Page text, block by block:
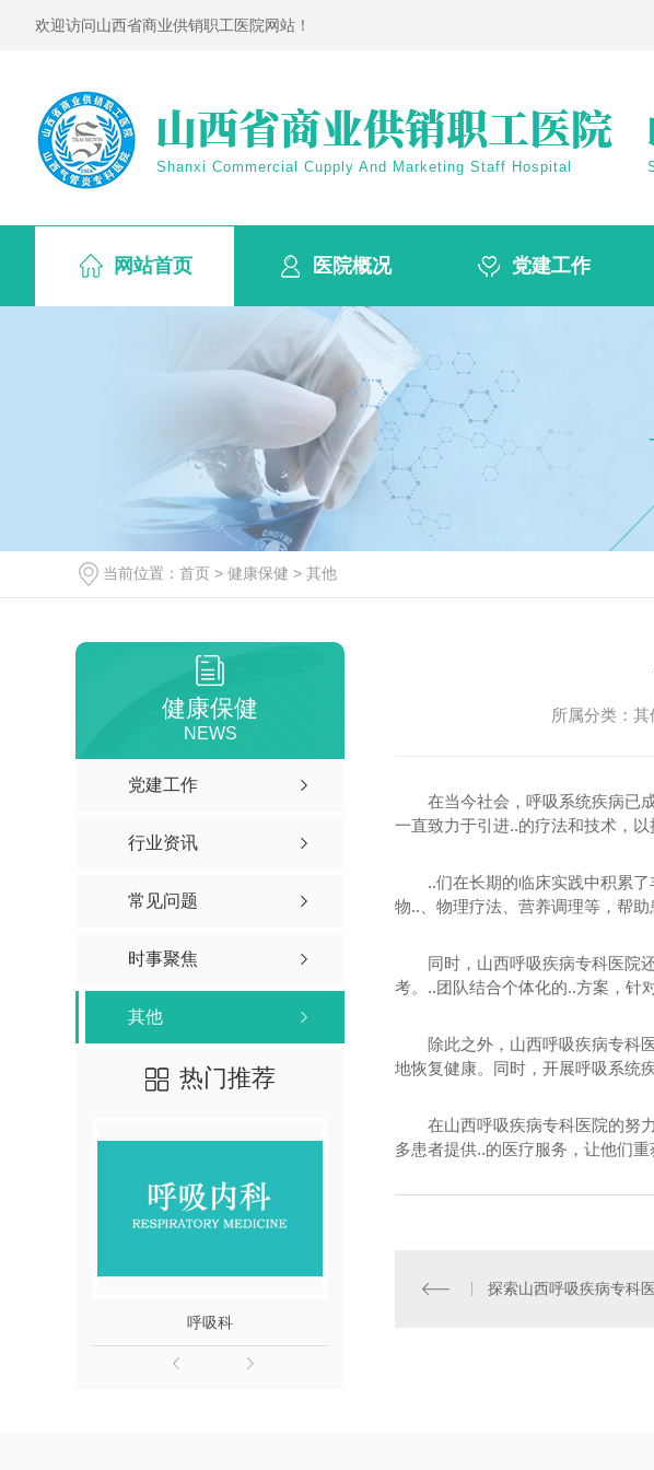
欢迎访问山西省商业供销职工医院网站！
Shanxi Commercial Cupply And Marketing Staff Hospital
网站首页 医院概况 党建工作
当前位置： 首页 > 健康保健 > 其他
健康保健
NEWS
党建工作
行业资讯
常见问题
时事聚焦
其他
热门推荐
呼吸科
所属分类：
在当今社会，呼吸系统疾病已
一直致力于引进..的疗法和技术，以
..们在长期的临床实践中积累
物..、物理疗法、营养调理等，帮
同时，山西呼吸疾病专科医院
考。..团队结合个体化的..方案，针
除此之外，山西呼吸疾病专科
地恢复健康。同时，开展呼吸系统
在山西呼吸疾病专科医院的努
多患者提供..的医疗服务，让他们重